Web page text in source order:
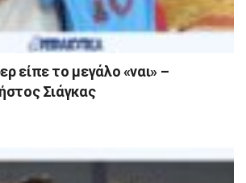
είπε το μεγάλο «ναι» –
Σιάγκας